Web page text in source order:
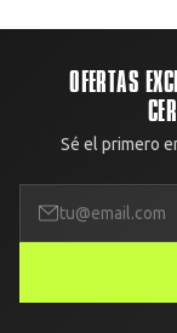
OFERTAS
Sé el primero